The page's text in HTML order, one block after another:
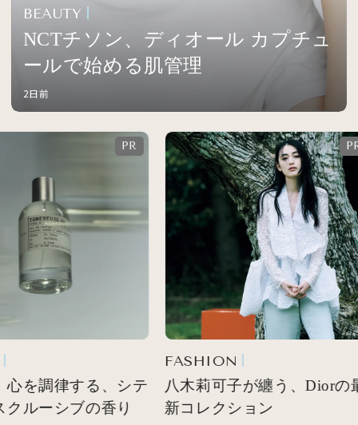
BEAUTY
NCTチソン、ディオール カプチュ
ールで始める肌管理
2日前
を調律する、シテ
ルーシブの香り
FASHION
八木莉可子が纏う、Diorの最
新コレクション